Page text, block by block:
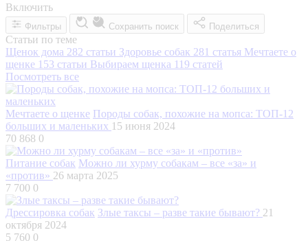
Включить
Фильтры Сохранить поиск Поделиться
Статьи по теме
Щенок дома 282 статьи Здоровье собак 281 статья Мечтаете о
щенке 153 статьи Выбираем щенка 119 статей
Посмотреть все
Мечтаете о щенке Породы собак, похожие на мопса: ТОП-12
больших и маленьких 15 июня 2024
70 868 0
Питание собак Можно ли хурму собакам – все «за» и
«против» 26 марта 2025
7 700 0
Дрессировка собак Злые таксы – разве такие бывают? 21
октября 2024
5 760 0